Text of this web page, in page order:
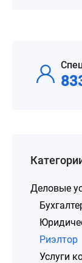
Деловые
Риэлтор
Услуги